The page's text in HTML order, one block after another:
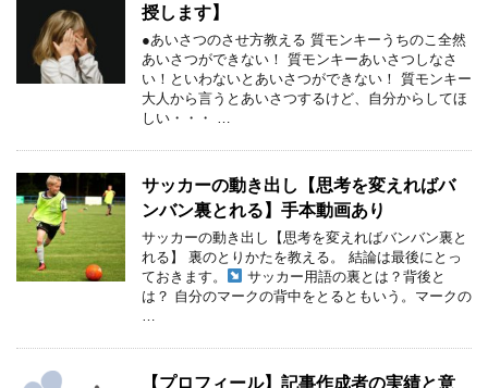
授します】
●あいさつのさせ方教える 質モンキーうちのこ全然
あいさつができない！ 質モンキーあいさつしなさ
い！といわないとあいさつができない！ 質モンキー
大人から言うとあいさつするけど、自分からしてほ
しい・・・ …
サッカーの動き出し【思考を変えればバ
ンバン裏とれる】手本動画あり
サッカーの動き出し【思考を変えればバンバン裏と
れる】 裏のとりかたを教える。 結論は最後にとっ
ておきます。
サッカー用語の裏とは？背後と
は？ 自分のマークの背中をとるともいう。マークの
…
【プロフィール】記事作成者の実績と意